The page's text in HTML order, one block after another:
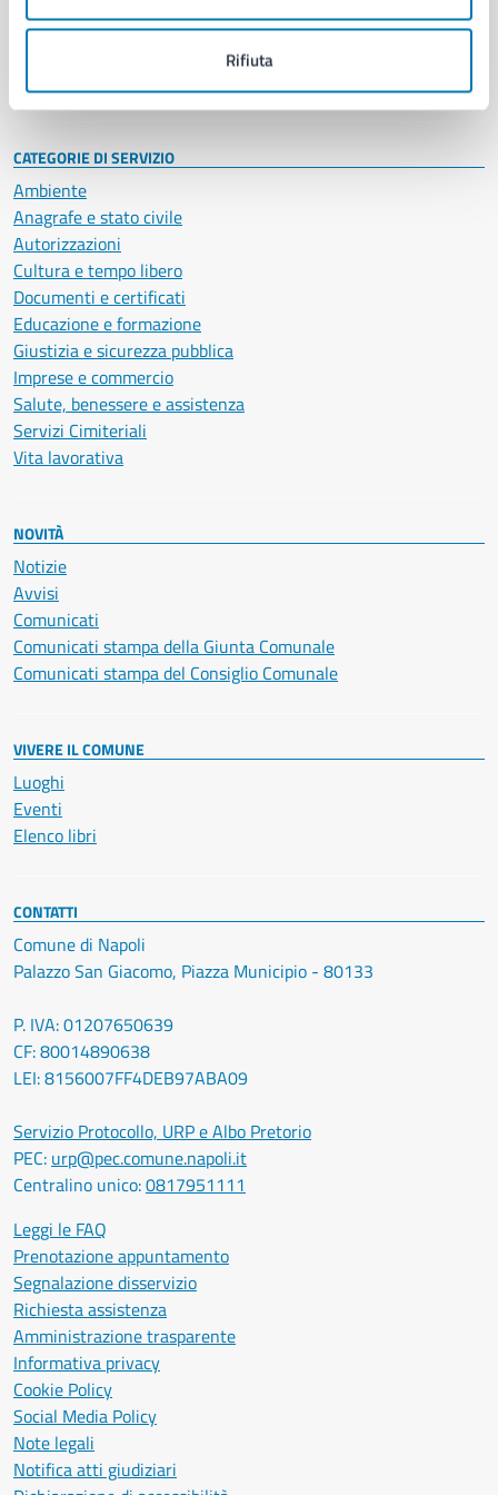
Rifiuta
Personale amministrativo
CATEGORIE DI SERVIZIO
Ambiente
Anagrafe e stato civile
Autorizzazioni
Cultura e tempo libero
Documenti e certificati
Educazione e formazione
Giustizia e sicurezza pubblica
Imprese e commercio
Salute, benessere e assistenza
Servizi Cimiteriali
Vita lavorativa
NOVITÀ
Notizie
Avvisi
Comunicati
Comunicati stampa della Giunta Comunale
Comunicati stampa del Consiglio Comunale
VIVERE IL COMUNE
Luoghi
Eventi
Elenco libri
CONTATTI
Comune di Napoli
Palazzo San Giacomo, Piazza Municipio - 80133
P. IVA: 01207650639
CF: 80014890638
LEI: 8156007FF4DEB97ABA09
Servizio Protocollo, URP e Albo Pretorio
PEC: urp@pec.comune.napoli.it
Centralino unico:0817951111
Leggi le FAQ
Prenotazione appuntamento
Segnalazione disservizio
Richiesta assistenza
Amministrazione trasparente
Informativa privacy
Cookie Policy
Social Media Policy
Note legali
Notifica atti giudiziari